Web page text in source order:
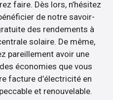
faire. Dès lors, n’hésitez
de notre savoir-
des rendements à
solaire. De même,
pareillement avoir une
économies que vous
facture d’électricité en
et renouvelable.